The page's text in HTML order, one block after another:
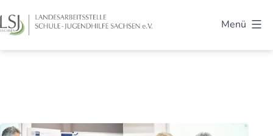
Inhalt
springen
Menü